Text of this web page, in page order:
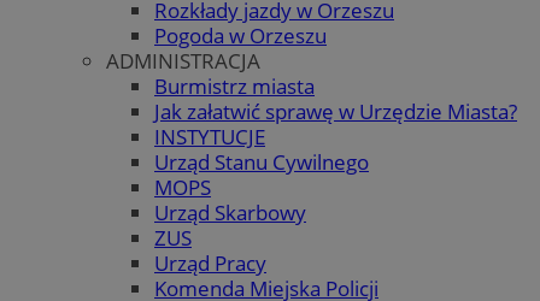
Rozkłady jazdy w Orzeszu
Pogoda w Orzeszu
ADMINISTRACJA
Burmistrz miasta
Jak załatwić sprawę w Urzędzie Miasta?
INSTYTUCJE
Urząd Stanu Cywilnego
MOPS
Urząd Skarbowy
ZUS
Urząd Pracy
Komenda Miejska Policji